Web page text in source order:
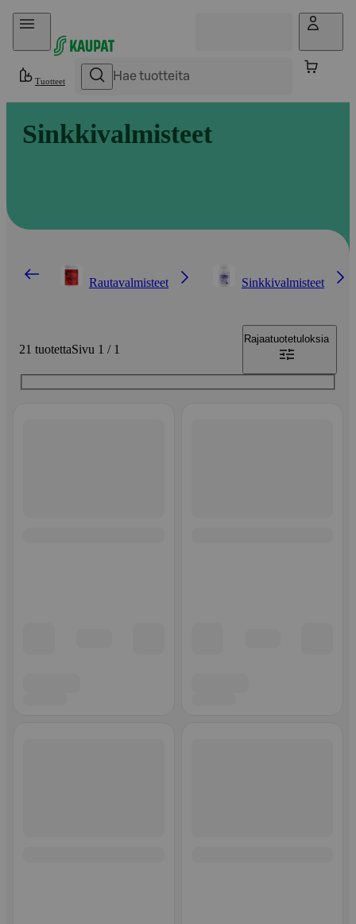
Hyppää sisältöön
Tuotteet
Sinkkivalmisteet
Rautavalmisteet Sinkkivalmisteet
21 tuotettaSivu 1 / 1
Rajaatuotetuloksia